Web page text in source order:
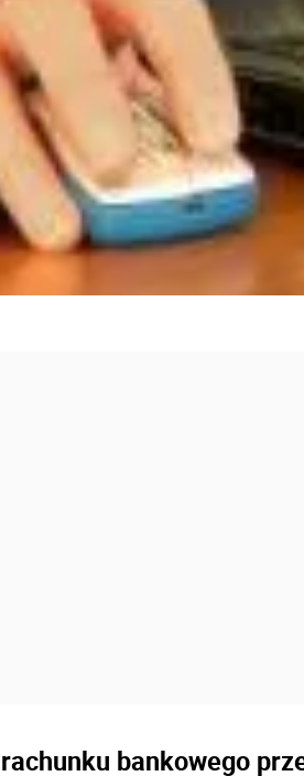
bankowego